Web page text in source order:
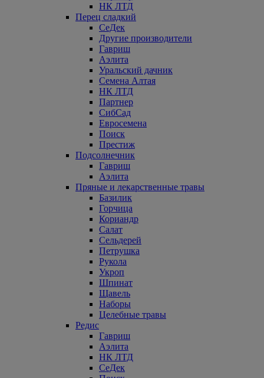
НК ЛТД
Перец сладкий
СеДек
Другие производители
Гавриш
Аэлита
Уральский дачник
Семена Алтая
НК ЛТД
Партнер
СибСад
Евросемена
Поиск
Престиж
Подсолнечник
Гавриш
Аэлита
Пряные и лекарственные травы
Базилик
Горчица
Кориандр
Салат
Сельдерей
Петрушка
Рукола
Укроп
Шпинат
Щавель
Наборы
Целебные травы
Редис
Гавриш
Аэлита
НК ЛТД
СеДек